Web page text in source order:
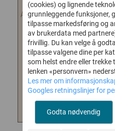
ARMBÅND LOCO MARGERITA
GREIG...
Noen ganger er det gøy å pynte
seg på ordentlig! Det er så fint
med...
2.499,-
(cookies) og lignende
grunnleggende funksjoner,
tilpasse markedsføring og
av brukerdata med
frivillig. Du kan velge å
tilpasse valgene dine per
som helst endre eller
lenken «personvern»
Les mer om
Googles retningslinjer for
Godta nødvendig